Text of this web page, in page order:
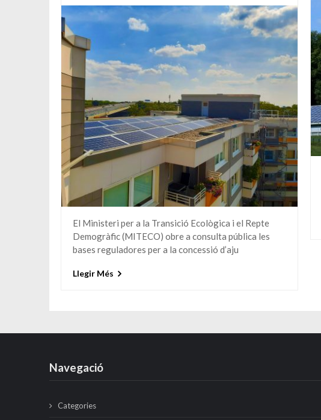
El Ministeri per a la Transició Ecològica i el Repte
Demogràfic (MITECO) obre a consulta pública les
bases reguladores per a la concessió d’aju
Llegir Més
Navegació
Categories